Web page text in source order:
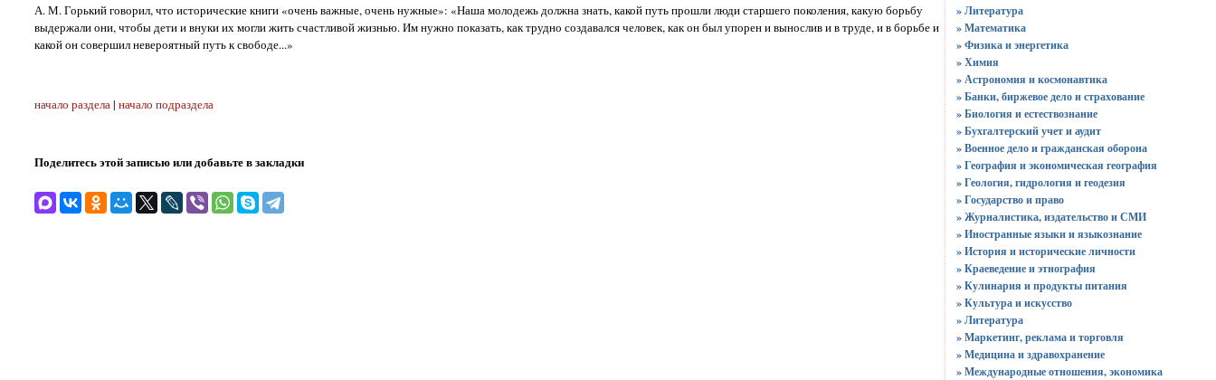
А. М. Горький говорил, что исторические книги «очень важные, очень нужные»: «Наша молодежь должна знать, какой путь прошли люди старшего поколения, какую борьбу
выдержали они, чтобы дети и внуки их могли жить счастливой жизнью. Им нужно показать, как трудно создавался человек, как он был упорен и вынослив и в труде, и в борьбе и
какой он совершил невероятный путь к свободе...»
начало раздела| начало подраздела
Поделитесь этой записью или добавьте в закладки
» Литература
» Математика
» Физика и энергетика
» Химия
» Астрономия и космонавтика
» Банки, биржевое дело и страхование
» Биология и естествознание
» Бухгалтерский учет и аудит
» Военное дело и гражданская оборона
» География и экономическая география
» Геология, гидрология и геодезия
» Государство и право
» Журналистика, издательство и СМИ
» Иностранные языки и языкознание
» История и исторические личности
» Краеведение и этнография
» Кулинария и продукты питания
» Культура и искусство
» Литература
» Маркетинг, реклама и торговля
» Медицина и здравохранение
» Международные отношения, экономика